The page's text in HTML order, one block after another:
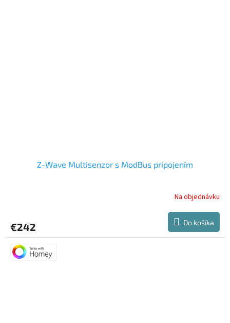
Z-Wave Multisenzor s ModBus pripojením
Na objednávku
€242 Do košíka